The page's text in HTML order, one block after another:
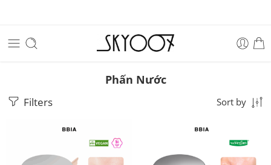
Phấn Nước
Filters Sort by